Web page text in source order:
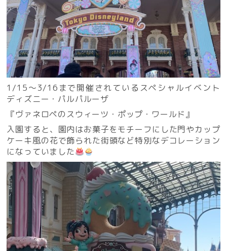
1/15～3/16まで開催されているスペシャルイベント
ディズニー・パルパルーザ
『ヴァネロペのスウィーツ・ポップ・ワールド』
入園すると、園内はお菓子をモチーフにした門やカップ
ケーキ風の花で飾られた街頭など特別なデコレーション
になっていました